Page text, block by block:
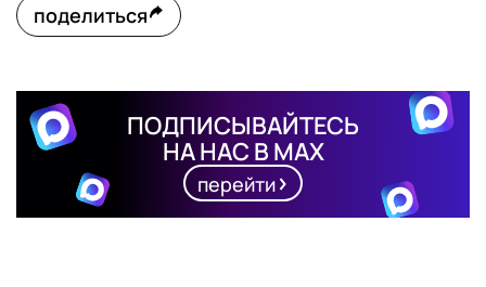
поделиться
ПОДПИСЫВАЙТЕСЬ
НА НАС В MAX
перейти